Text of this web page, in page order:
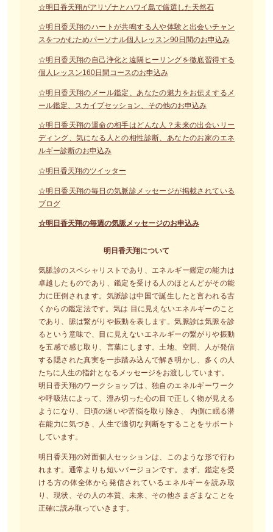
☆明日香天翔がアリゾナとハワイ島で厳選した天然石
☆明日香天翔のハートが共鳴する人や体験と出会いチャン
スをつかむためパーソナル個人レッスン90日間のお申込み
☆明日香天翔の自己浄化と遠隔ヒーリングを徹底習得する
個人レッスン160日間コースのお申込み
☆明日香天翔のメール鑑定、あなたの魅力をお伝えするメ
ール鑑定、スカイプセッション、その他のお申込み
☆明日香天翔の運命の相手はどんな人？未来の出会いリー
ディング、気になる人との相性診断、あなたのお家のエネ
ルギー診断のお申込み
☆明日香天翔のツイッター
☆明日香天翔の毎日の気脈診メッセージが掲載されている
ブログ
☆明日香天翔の毎週の気脈メッセージのお申込み
明日香天翔について
気脈診のスペシャリストであり、エネルギー鑑定の能力は
卓越したものであり、鑑定を受ける人のほとんどがその能
力に圧倒されます。気脈診は中国で誕生したと言われる古
くからの鑑定法です。気は 目に見えないエネルギーのこと
であり、脈は繋がりや振動を表します。気脈診は気脈を診
るという意味で、目に見えないエネルギーの繋がりや振動
を五感で感じ取り、言葉にします。土地、空間、人が発信
する隠された真実を一歩踏み込んで解き明かし、多くの人
たちに人生の指針となるメッセージをお渡ししています。
明日香天翔のワークショップは、独自のエネルギーワーク
や呼吸法によって、澄み切った心の目で正しく物が見える
ようになり、日頃の迷いや苦悩を取り除き、 内側に眠る潜
在能力に気づき、人生で適切な判断をすることをサポート
しています。
明日香天翔の対面個人セッションは、このような形で行わ
れます。通常よりも短いバージョンです。まず、鑑定を受
ける方の体全体から発信されているエネルギーを読み取
り、現状、その人の本質、未来、その他さまざまなことを
正確に読み取っていきます。